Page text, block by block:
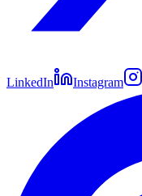
LinkedIn Instagram